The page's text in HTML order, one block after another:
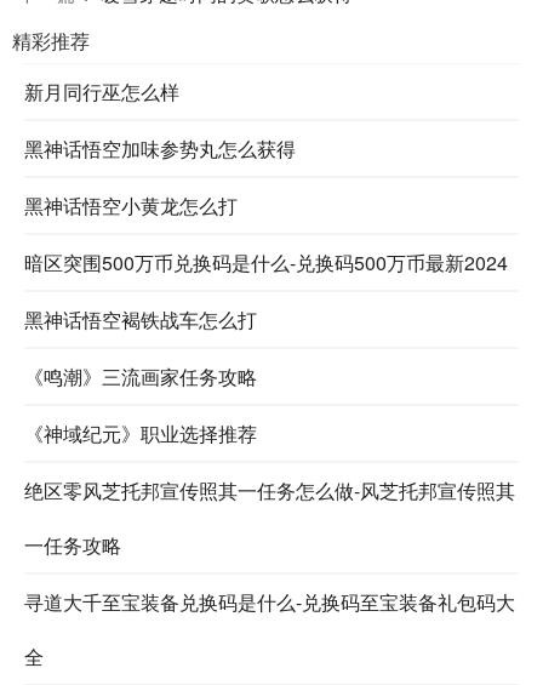
精彩推荐
新月同行巫怎么样
黑神话悟空加味参势丸怎么获得
黑神话悟空小黄龙怎么打
暗区突围500万币兑换码是什么-兑换码500万币最新2024
黑神话悟空褐铁战车怎么打
《鸣潮》三流画家任务攻略
《神域纪元》职业选择推荐
绝区零风芝托邦宣传照其一任务怎么做-风芝托邦宣传照其
一任务攻略
寻道大千至宝装备兑换码是什么-兑换码至宝装备礼包码大
全